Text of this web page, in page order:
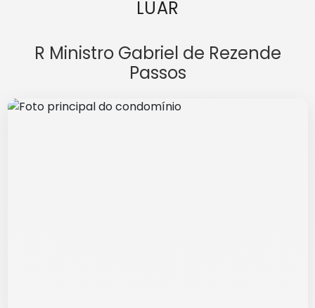
LUAR
R Ministro Gabriel de Rezende
Passos